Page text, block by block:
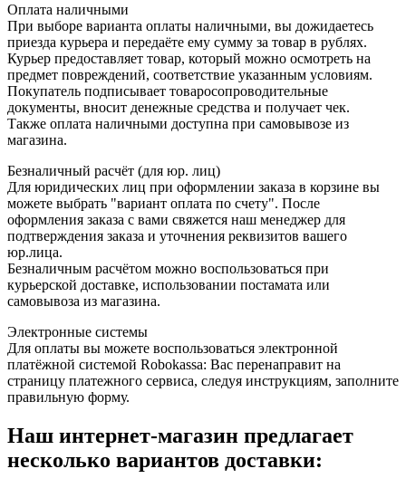
Оплата наличными
При выборе варианта оплаты наличными, вы дожидаетесь
приезда курьера и передаёте ему сумму за товар в рублях.
Курьер предоставляет товар, который можно осмотреть на
предмет повреждений, соответствие указанным условиям.
Покупатель подписывает товаросопроводительные
документы, вносит денежные средства и получает чек.
Также оплата наличными доступна при самовывозе из
магазина.
Безналичный расчёт (для юр. лиц)
Для юридических лиц при оформлении заказа в корзине вы
можете выбрать "вариант оплата по счету". После
оформления заказа с вами свяжется наш менеджер для
подтверждения заказа и уточнения реквизитов вашего
юр.лица.
Безналичным расчётом можно воспользоваться при
курьерской доставке, использовании постамата или
самовывоза из магазина.
Электронные системы
Для оплаты вы можете воспользоваться электронной
платёжной системой Robokassa: Вас перенаправит на
страницу платежного сервиса, следуя инструкциям, заполните
правильную форму.
Наш интернет-магазин предлагает
несколько вариантов доставки: